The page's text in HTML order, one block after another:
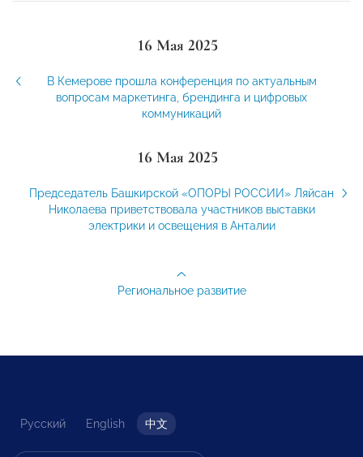
16 Мая 2025
В Кемерове прошла конференция по актуальным
вопросам маркетинга, брендинга и цифровых
коммуникаций
16 Мая 2025
Председатель Башкирской «ОПОРЫ РОССИИ» Ляйсан
Николаева приветствовала участников выставки
электрики и освещения в Анталии
Региональное развитие
Русский English 中文